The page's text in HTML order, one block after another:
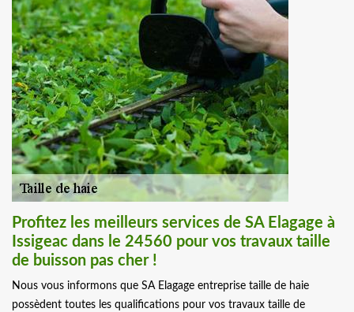
Profitez les meilleurs services de SA Elagage à
Issigeac dans le 24560 pour vos travaux taille
de buisson pas cher !
Nous vous informons que SA Elagage entreprise taille de haie
possèdent toutes les qualifications pour vos travaux taille de